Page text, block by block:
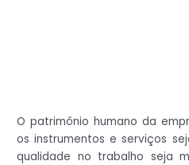
O patrimônio humano da
os instrumentos e serviços
qualidade no trabalho seja